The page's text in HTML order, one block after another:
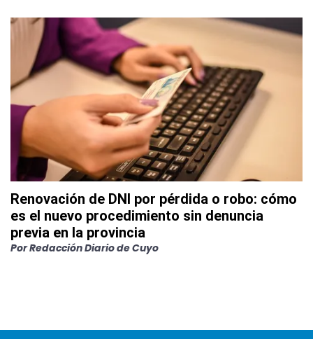
Renovación de DNI por pérdida o robo: cómo
es el nuevo procedimiento sin denuncia
previa en la provincia
PorRedacción Diario de Cuyo